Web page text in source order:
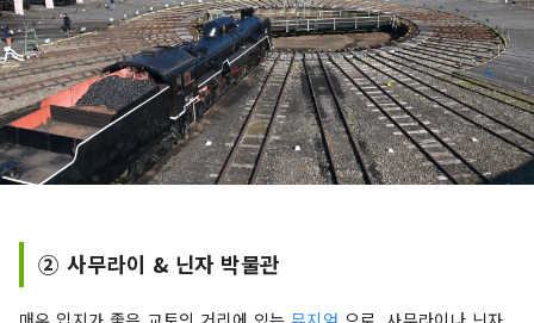
② 사무라이 & 닌자 박물관